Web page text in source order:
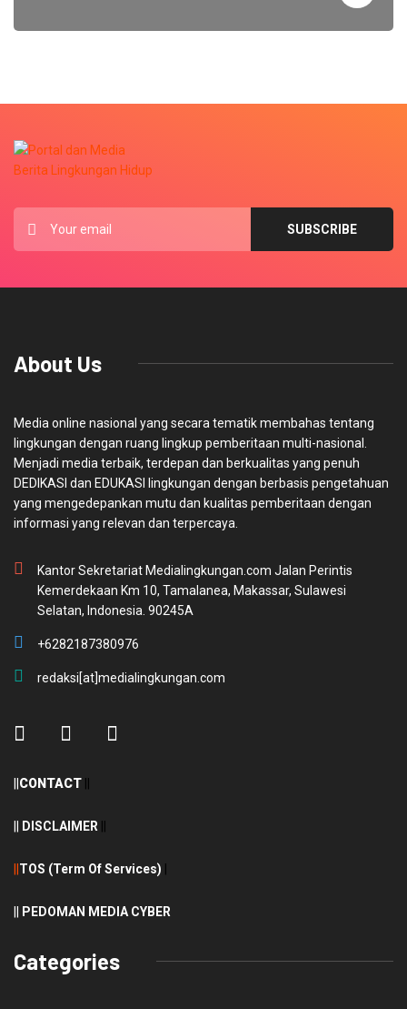
About Us
Media online nasional yang secara tematik membahas tentang
lingkungan dengan ruang lingkup pemberitaan multi-nasional.
Menjadi media terbaik, terdepan dan berkualitas yang penuh
DEDIKASI dan EDUKASI lingkungan dengan berbasis pengetahuan
yang mengedepankan mutu dan kualitas pemberitaan dengan
informasi yang relevan dan terpercaya.
Kantor Sekretariat Medialingkungan.com Jalan Perintis
Kemerdekaan Km 10, Tamalanea, Makassar, Sulawesi
Selatan, Indonesia. 90245A
+6282187380976
redaksi[at]medialingkungan.com
||CONTACT ||
|| DISCLAIMER ||
||TOS (Term Of Services) |
|| PEDOMAN MEDIA CYBER
Categories